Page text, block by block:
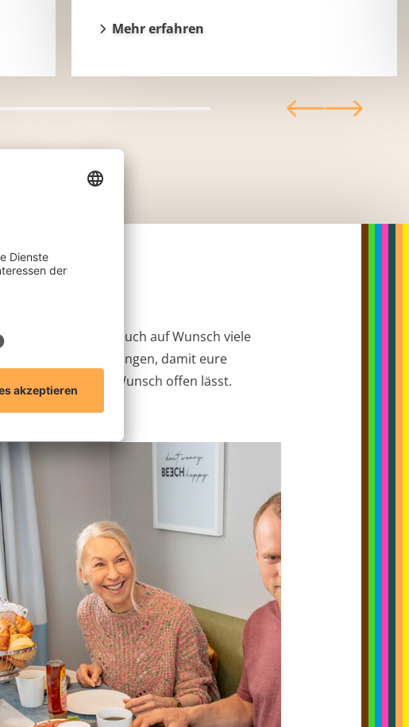
Mehr erfahren
bietet euch auf Wunsch viele
Serviceleistungen, damit eure
keinen Wunsch offen lässt.